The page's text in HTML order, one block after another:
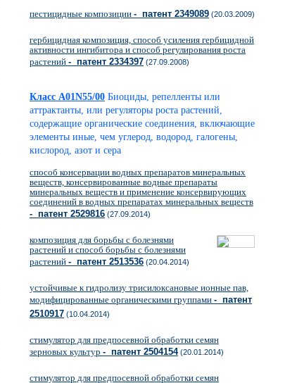
пестицидные композиции - патент 2349089 (20.03.2009)
гербицидная композиция, способ усиления гербицидной
активности ингибитора и способ регулирования роста
растений - патент 2334397 (27.09.2008)
Класс A01N55/00 Биоциды, репелленты или
аттрактанты, или регуляторы роста растений,
содержащие органические соединения, включающие
элементы иные, чем углерод, водород, галогены,
кислород, азот и сера
способ консервации водных препаратов минеральных
веществ, консервированные водные препараты
минеральных веществ и применение консервирующих
соединений в водных препаратах минеральных веществ
- патент 2529816 (27.09.2014)
композиция для борьбы с болезнями
растений и способ борьбы с болезнями
растений - патент 2513536 (20.04.2014)
устойчивые к гидролизу трисилоксановые ионные пав,
модифицированные органическими группами - патент
2510917 (10.04.2014)
стимулятор для предпосевной обработки семян
зерновых культур - патент 2504154(20.01.2014)
стимулятор для предпосевной обработки семян